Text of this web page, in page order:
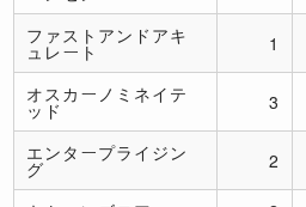
ファストアンドアキ
ュレート 1
オスカーノミネイテ
ッド 3
エンタープライジン
グ 2